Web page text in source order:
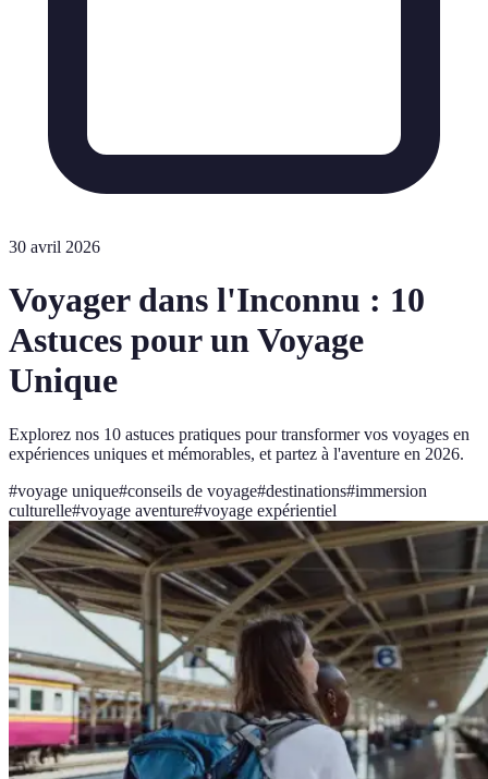
30 avril 2026
Voyager dans l'Inconnu : 10
Astuces pour un Voyage
Unique
Explorez nos 10 astuces pratiques pour transformer vos voyages en
expériences uniques et mémorables, et partez à l'aventure en 2026.
#voyage unique#conseils de voyage#destinations#immersion
culturelle#voyage aventure#voyage expérientiel